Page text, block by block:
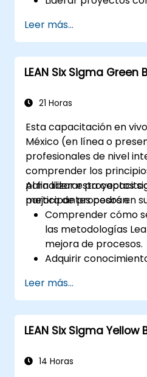
organizacionales.
Realizar análisis
tomar decisiones
Liderar eficazmente
continua.
Leer más...
LEAN Six Sigma Green
21 Horas
Esta capacitación en
México (en línea o
profesionales de nivel
comprender los
para liderar proyectos
mejora de procesos en
Al finalizar esta
participantes podrán:
Comprender cómo
las metodologías
mejora de procesos.
Adquirir
Medir, Analizar,
(DMAIC).
Aplicar
avanzadas para
procesos.
Leer más...
LEAN Six Sigma Yellow
14 Horas